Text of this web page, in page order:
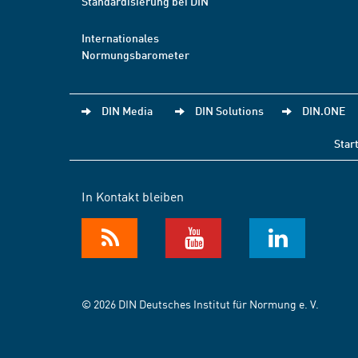
Internationales
Normungsbarometer
DIN Media DIN Solutions DIN.ONE
In Kontakt bleiben
© 2026 DIN Deutsches Institut für Normung e. V.